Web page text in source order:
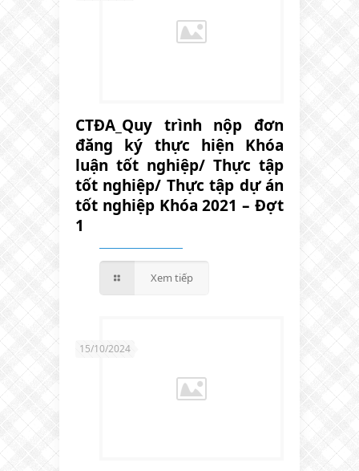
CTĐA_Quy trình nộp đơn
đăng ký thực hiện Khóa
luận tốt nghiệp/ Thực tập
tốt nghiệp/ Thực tập dự án
tốt nghiệp Khóa 2021 – Đợt
1
Xem tiếp
15/10/2024